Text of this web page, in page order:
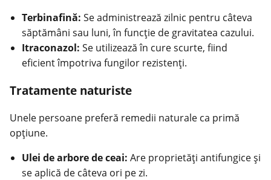
Terbinafină: Se administrează zilnic pentru câteva
săptămâni sau luni, în funcție de gravitatea cazului.
Itraconazol: Se utilizează în cure scurte, fiind
eficient împotriva fungilor rezistenți.
Tratamente naturiste
Unele persoane preferă remedii naturale ca primă
opțiune.
Ulei de arbore de ceai: Are proprietăți antifungice și
se aplică de câteva ori pe zi.